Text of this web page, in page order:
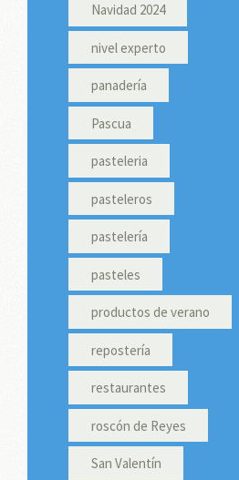
Navidad 2024
nivel experto
panadería
Pascua
pasteleria
pasteleros
pastelería
pasteles
productos de verano
repostería
restaurantes
roscón de Reyes
San Valentín